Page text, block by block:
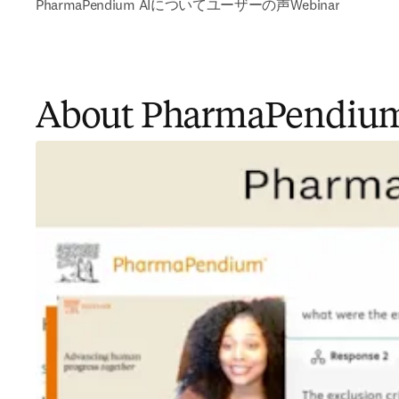
PharmaPendium AIについてユーザーの声Webinar
About